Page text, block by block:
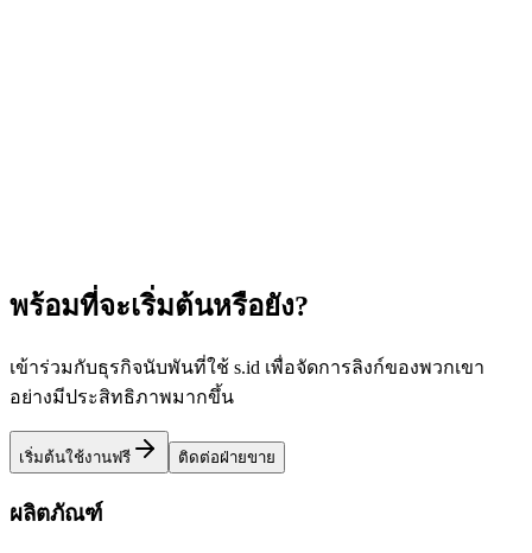
พร้อมที่จะเริ่มต้นหรือยัง?
เข้าร่วมกับธุรกิจนับพันที่ใช้ s.id เพื่อจัดการลิงก์ของพวกเขา
อย่างมีประสิทธิภาพมากขึ้น
เริ่มต้นใช้งานฟรี ติดต่อฝ่ายขาย
ผลิตภัณฑ์